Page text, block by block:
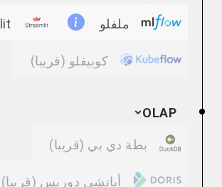
ملفلو
كوبيفلو (قريبا)
OLAP
بطة دي بي (قريبا)
أباتشي دوريس (قريبا)